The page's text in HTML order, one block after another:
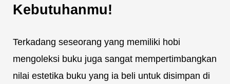
Kebutuhanmu!
Terkadang seseorang yang memiliki hobi
mengoleksi buku juga sangat mempertimbangkan
nilai estetika buku yang ia beli untuk disimpan di